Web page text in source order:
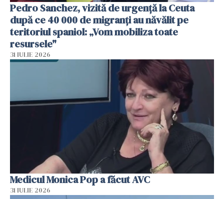
Pedro Sanchez, vizită de urgență la Ceuta
după ce 40 000 de migranți au năvălit pe
teritoriul spaniol: „Vom mobiliza toate
resursele"
31 IULIE 2026
Medicul Monica Pop a făcut AVC
31 IULIE 2026